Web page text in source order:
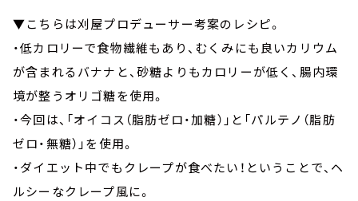
▼こちらは刈屋プロデューサー考案のレシピ。
・低カロリーで食物繊維もあり、むくみにも良いカリウム
が含まれるバナナと、砂糖よりもカロリーが低く、腸内環
境が整うオリゴ糖を使用。
・今回は、「オイコス（脂肪ゼロ・加糖）」と「パルテノ（脂肪
ゼロ・無糖）」を使用。
・ダイエット中でもクレープが食べたい！ということで、ヘ
ルシーなクレープ風に。